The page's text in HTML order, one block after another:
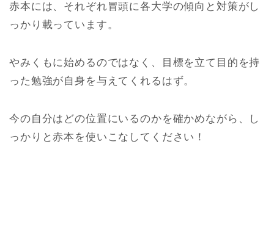
赤本には、それぞれ冒頭に各大学の傾向と対策がし
っかり載っています。
やみくもに始めるのではなく、目標を立て目的を持
った勉強が自身を与えてくれるはず。
今の自分はどの位置にいるのかを確かめながら、し
っかりと赤本を使いこなしてください！